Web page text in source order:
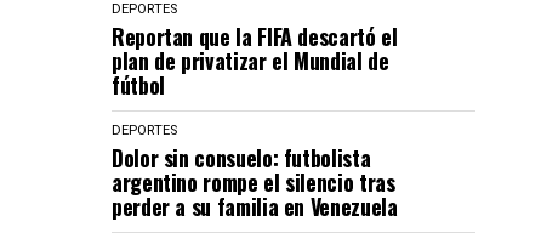
DEPORTES
Reportan que la FIFA descartó el
plan de privatizar el Mundial de
fútbol
DEPORTES
Dolor sin consuelo: futbolista
argentino rompe el silencio tras
perder a su familia en Venezuela